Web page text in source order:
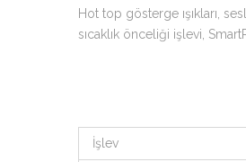
Hot top gösterge ışıkları,
sıcaklık önceliği işlevi,
İşlev